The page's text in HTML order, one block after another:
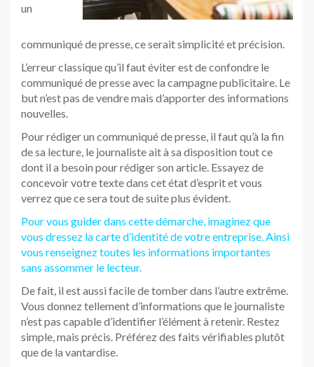
un
communiqué de presse, ce serait simplicité et précision.
L’erreur classique qu’il faut éviter est de confondre le
communiqué de presse avec la campagne publicitaire. Le
but n’est pas de vendre mais d’apporter des informations
nouvelles.
Pour rédiger un communiqué de presse, il faut qu’à la fin
de sa lecture, le journaliste ait à sa disposition tout ce
dont il a besoin pour rédiger son article. Essayez de
concevoir votre texte dans cet état d’esprit et vous
verrez que ce sera tout de suite plus évident.
Pour vous guider dans cette démarche, imaginez que
vous dressez la carte d’identité de votre entreprise. Ainsi
vous renseignez toutes les informations importantes
sans assommer le lecteur.
De fait, il est aussi facile de tomber dans l’autre extrême.
Vous donnez tellement d’informations que le journaliste
n’est pas capable d’identifier l’élément à retenir. Restez
simple, mais précis. Préférez des faits vérifiables plutôt
que de la vantardise.